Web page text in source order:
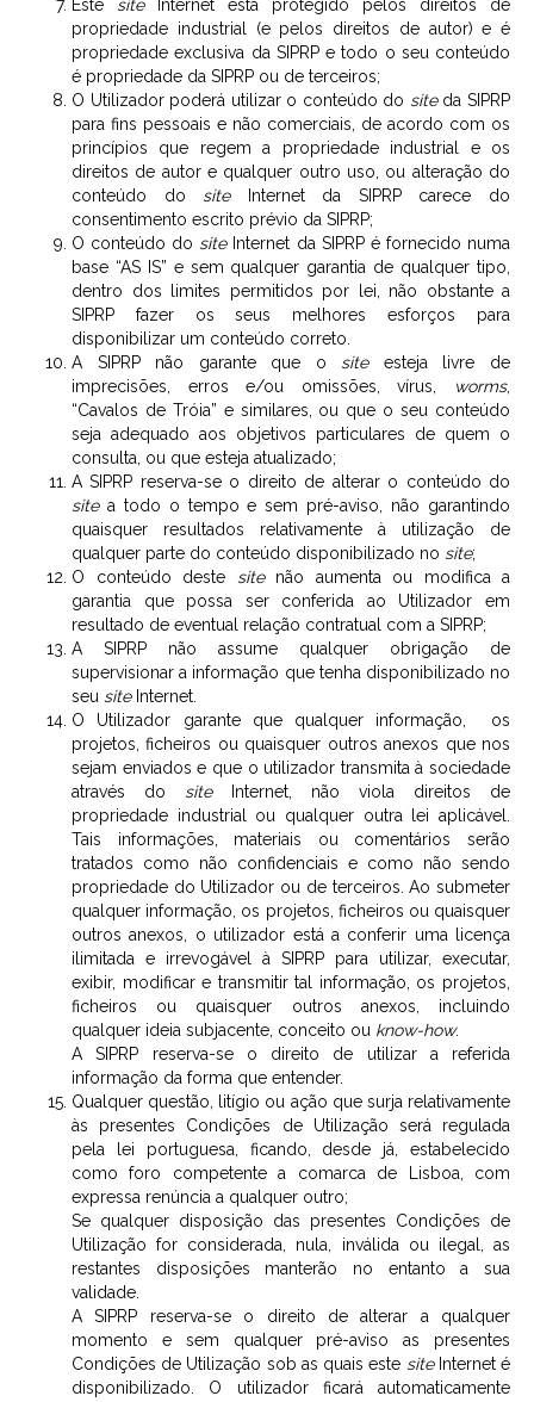
Este siteInternet está protegido pelos direitos de
propriedade industrial (e pelos direitos de autor) e é
propriedade exclusiva da SIPRP e todo o seu conteúdo
é propriedade da SIPRP ou de terceiros;
O Utilizador poderá utilizar o conteúdo do siteda SIPRP
para fins pessoais e não comerciais, de acordo com os
princípios que regem a propriedade industrial e os
direitos de autor e qualquer outro uso, ou alteração do
conteúdo do siteInternet da SIPRP carece do
consentimento escrito prévio da SIPRP;
O conteúdo do siteInternet da SIPRP é fornecido numa
base “AS IS” e sem qualquer garantia de qualquer tipo,
dentro dos limites permitidos por lei, não obstante a
SIPRP fazer os seus melhores esforços para
disponibilizar um conteúdo correto.
A SIPRP não garante que o siteesteja livre de
imprecisões, erros e/ou omissões, vírus,
worms,
“Cavalos de Tróia” e similares, ou que o seu conteúdo
seja adequado aos objetivos particulares de quem o
consulta, ou que esteja atualizado;
A SIPRP reserva-se o direito de alterar o conteúdo do
sitea todo o tempo e sem pré-aviso, não garantindo
quaisquer resultados relativamente à utilização de
qualquer parte do conteúdo disponibilizado no site;
O conteúdo deste sitenão aumenta ou modifica a
garantia que possa ser conferida ao Utilizador em
resultado de eventual relação contratual com a SIPRP;
A SIPRP não assume qualquer obrigação de
supervisionar a informação que tenha disponibilizado no
seu siteInternet.
O Utilizador garante que qualquer informação, os
projetos, ficheiros ou quaisquer outros anexos que nos
sejam enviados e que o utilizador transmita à sociedade
através do siteInternet, não viola direitos de
propriedade industrial ou qualquer outra lei aplicável.
Tais informações, materiais ou comentários serão
tratados como não confidenciais e como não sendo
propriedade do Utilizador ou de terceiros. Ao submeter
qualquer informação, os projetos, ficheiros ou quaisquer
outros anexos, o utilizador está a conferir uma licença
ilimitada e irrevogável à SIPRP para utilizar, executar,
exibir, modificar e transmitir tal informação, os projetos,
ficheiros ou quaisquer outros anexos, incluindo
qualquer ideia subjacente, conceito ou know-how.
A SIPRP reserva-se o direito de utilizar a referida
informação da forma que entender.
Qualquer questão, litígio ou ação que surja relativamente
às presentes Condições de Utilização será regulada
pela lei portuguesa, ficando, desde já, estabelecido
como foro competente a comarca de Lisboa, com
expressa renúncia a qualquer outro;
Se qualquer disposição das presentes Condições de
Utilização for considerada, nula, inválida ou ilegal, as
restantes disposições manterão no entanto a sua
validade.
A SIPRP reserva-se o direito de alterar a qualquer
momento e sem qualquer pré-aviso as presentes
Condições de Utilização sob as quais este siteInternet é
disponibilizado. O utilizador ficará automaticamente